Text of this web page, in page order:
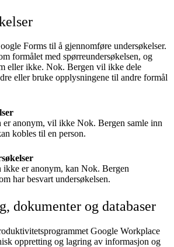
Forms til å gjennomføre undersøkelser.
formålet med spørreundersøkelsen, og
eller ikke. Nok. Bergen vil ikke dele
eller bruke opplysningene til andre formål
er anonym, vil ikke Nok. Bergen samle inn
kobles til en person.
ikke er anonym, kan Nok. Bergen
har besvart undersøkelsen.
dokumenter og databaser
Google Workplace
oppretting og lagring av informasjon og